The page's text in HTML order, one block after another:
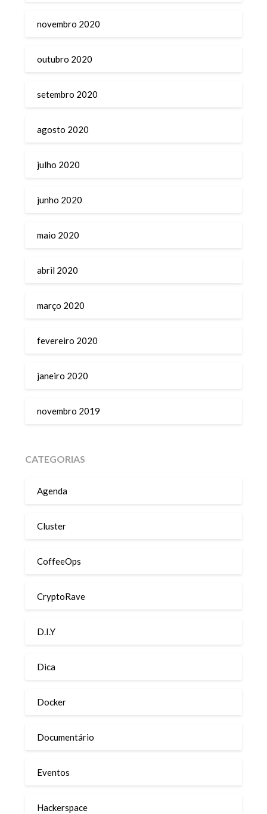
novembro 2020
outubro 2020
setembro 2020
agosto 2020
julho 2020
junho 2020
maio 2020
abril 2020
março 2020
fevereiro 2020
janeiro 2020
novembro 2019
CATEGORIAS
Agenda
Cluster
CoffeeOps
CryptoRave
D.I.Y
Dica
Docker
Documentário
Eventos
Hackerspace